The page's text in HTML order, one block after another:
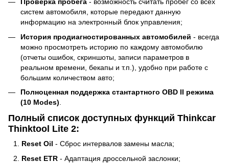
систем автомобиля, которые передают данную
информацию на электронный блок управления;
История продиагностированных автомобилей - всегда
можно просмотреть историю по каждому автомобилю
(отчеты ошибок, скриншоты, записи параметров в
реальном времени, бекапы и т.п.), удобно при работе с
большим количеством авто;
Полноценная поддержка стантартного OBD II режима
(10 Modes)
Полный список доступных функций Thinkcar
Thinktool Lite 2:
Reset Oil - Сброс интервалов замены масла;
Reset ETR - Адаптация дроссельной заслонки;